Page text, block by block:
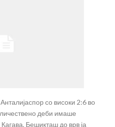
со високи 2:6 во
деби имаше
Бешикташ до врв ја